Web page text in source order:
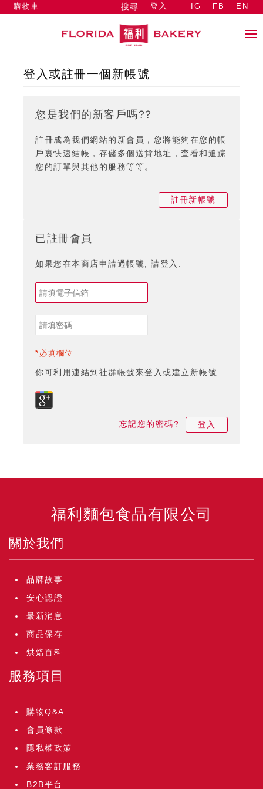
搜尋 登入
購物車 IG FB EN
登入或註冊一個新帳號
您是我們的新客戶嗎??
註冊成為我們網站的新會員，您將能夠在您的帳
戶裏快速結帳，存儲多個送貨地址，查看和追踪
您的訂單與其他的服務等等。
註冊新帳號
已註冊會員
如果您在本商店申請過帳號, 請登入.
*必填欄位
你可利用連結到社群帳號來登入或建立新帳號.
忘記您的密碼? 登入
福利麵包食品有限公司
關於我們
品牌故事
安心認證
最新消息
商品保存
烘焙百科
服務項目
購物Q&A
會員條款
隱私權政策
業務客訂服務
B2B平台